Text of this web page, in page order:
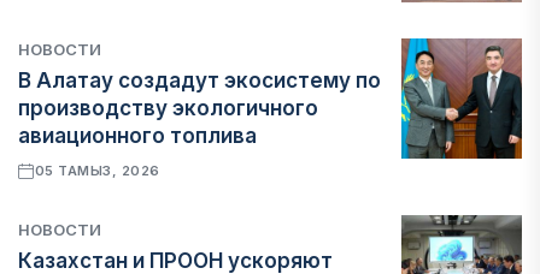
НОВОСТИ
В Алатау создадут экосистему по
производству экологичного
авиационного топлива
05 ТАМЫЗ, 2026
НОВОСТИ
Казахстан и ПРООН ускоряют